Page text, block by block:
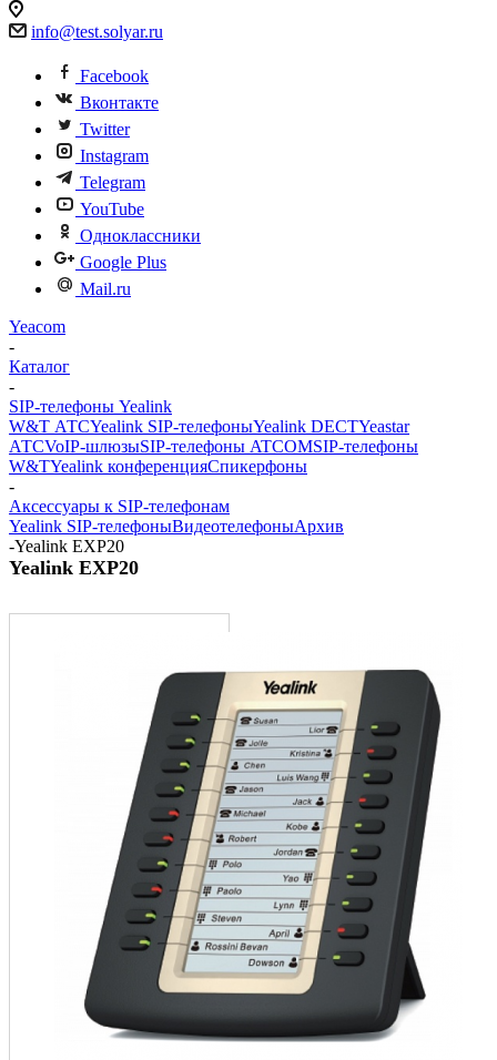
info@test.solyar.ru
Facebook
Вконтакте
Twitter
Instagram
Telegram
YouTube
Одноклассники
Google Plus
Mail.ru
Yeacom
-
Каталог
-
SIP-телефоны Yealink
W&T АТСYealink SIP-телефоныYealink DECTYeastar
АТСVoIP-шлюзыSIP-телефоны ATCOMSIP-телефоны
W&TYealink конференцияСпикерфоны
-
Аксессуары к SIP-телефонам
Yealink SIP-телефоныВидеотелефоныАрхив
-Yealink EXP20
Yealink EXP20